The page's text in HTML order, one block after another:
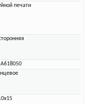
печати